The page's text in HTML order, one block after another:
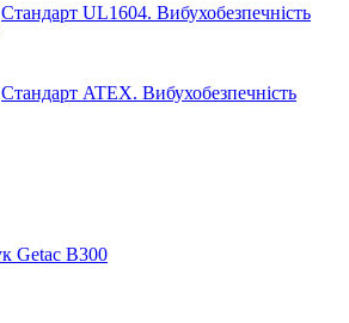
Стандарт UL1604. Вибухобезпечність
Стандарт ATEX. Вибухобезпечність